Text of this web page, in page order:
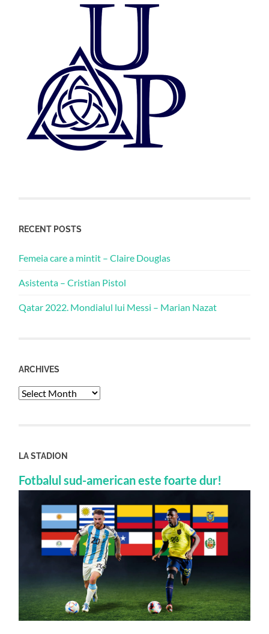
RECENT POSTS
Femeia care a mintit – Claire Douglas
Asistenta – Cristian Pistol
Qatar 2022. Mondialul lui Messi – Marian Nazat
ARCHIVES
Archives
LA STADION
Fotbalul sud-american este foarte dur!